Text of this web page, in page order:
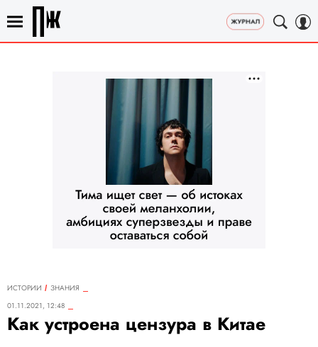
ИСТОРИИ
ЗНАНИЯ
01.11.2021, 12:48
Как устроена цензура в Китае